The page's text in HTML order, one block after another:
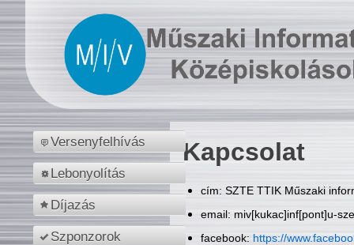
Versenyfelhívás
Lebonyolítás
Díjazás
Szponzorok
Kapcsolat
cím: SZTE TTIK Műszaki
email: miv[kukac]inf[pont]u-
facebook: https://